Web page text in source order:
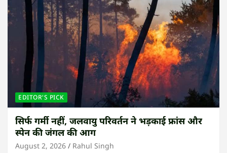
EDITOR'S PICK
सिर्फ गर्मी नहीं, जलवायु परिवर्तन ने भड़काई फ्रांस और
स्पेन की जंगल की आग
August 2, 2026 Rahul Singh